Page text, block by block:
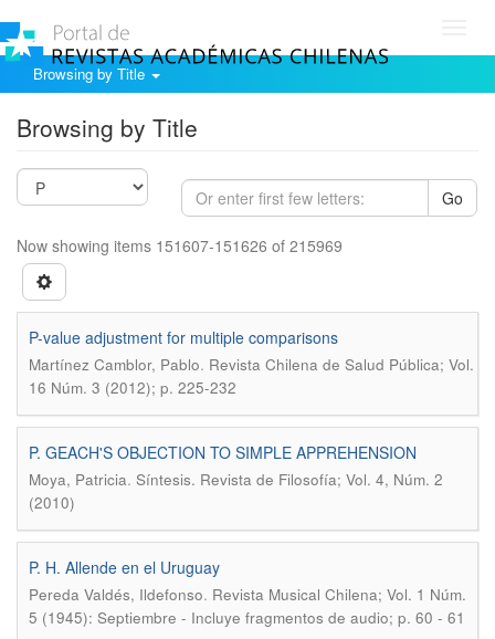
Browsing by Title
Browsing by Title
Go
Now showing items 151607-151626 of 215969
P-value adjustment for multiple comparisons
Martínez Camblor, Pablo. Revista Chilena de Salud Pública; Vol.
16 Núm. 3 (2012); p. 225-232
P. GEACH'S OBJECTION TO SIMPLE APPREHENSION
Moya, Patricia. Síntesis. Revista de Filosofía; Vol. 4, Núm. 2
(2010)
P. H. Allende en el Uruguay
Pereda Valdés, Ildefonso. Revista Musical Chilena; Vol. 1 Núm.
5 (1945): Septiembre - Incluye fragmentos de audio; p. 60 - 61